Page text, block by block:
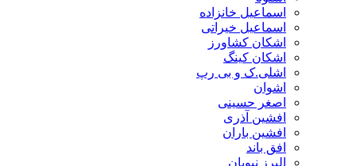
اسماعیل خانزاده
اسماعیل خیراتی
اشکان کشاورز
اشکان کینگ
اشلی.ک و بی رپ
اشوان
اصغر حسینی
افشین آذری
افشین باران
افق باند
البرز نبویان